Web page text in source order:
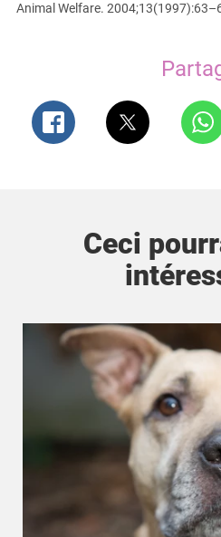
Animal Welfare.
Ceci